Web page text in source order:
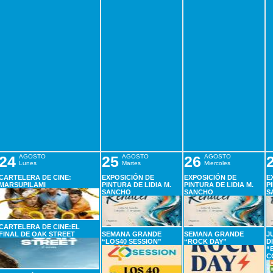
AGOSTO
Lunes
DE CINE:
DE CINE:EL
DE OAK STREET
25 AGOSTO
Martes
EXPOSICIÓN DE
PINTURA DE LIDIA M.
SANCHO
SEMANA GRANDE
“LOS40 SESSION”
26 AGOSTO
Miercoles
EXPOSICIÓN DE
PINTURA DE LIDIA M.
SANCHO
SEMANA GRANDE
“ROCK DAY”